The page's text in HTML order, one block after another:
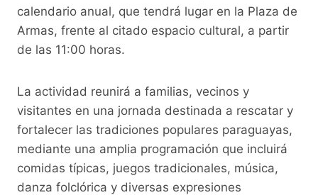
calendario anual, que tendrá lugar en la Plaza de
Armas, frente al citado espacio cultural, a partir
de las 11:00 horas.
La actividad reunirá a familias, vecinos y
visitantes en una jornada destinada a rescatar y
fortalecer las tradiciones populares paraguayas,
mediante una amplia programación que incluirá
comidas típicas, juegos tradicionales, música,
danza folclórica y diversas expresiones